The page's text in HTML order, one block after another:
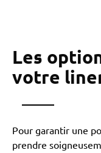
Les
votre
Pour garantir une
prendre